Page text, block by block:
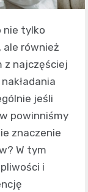
nie tylko
ale również
z najczęściej
jeśli
powinniśmy
znaczenie
W tym
i